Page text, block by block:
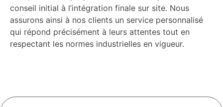
conseil initial à l’intégration finale sur site. Nous
assurons ainsi à nos clients un service personnalisé
qui répond précisément à leurs attentes tout en
respectant les normes industrielles en vigueur.